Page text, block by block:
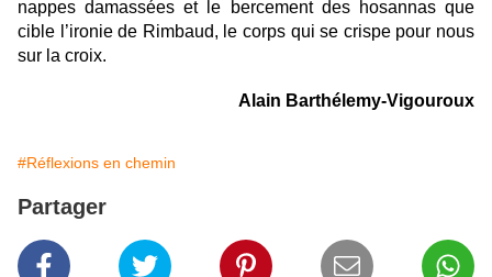
nappes damassées et le bercement des hosannas que
cible l’ironie de Rimbaud, le corps qui se crispe pour nous
sur la croix.
Alain Barthélemy-Vigouroux
#Réflexions en chemin
Partager